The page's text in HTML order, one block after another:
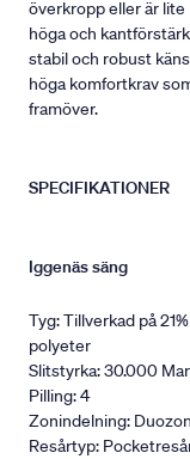
överkropp eller är lite
höga och
stabil och robust
höga komfortkrav
framöver.
SPECIFIKATIONER
Iggenäs säng
Tyg: Tillverkad på
polyeter
Slitstyrka: 30.000
Pilling: 4
Zonindelning: Duozon
Resårtyp: